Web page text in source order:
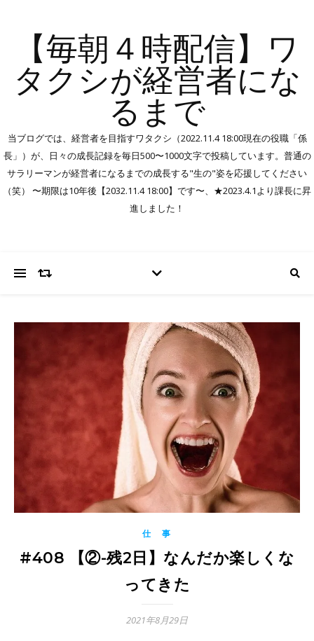
【毎朝４時配信】ワ
タクシが経営者にな
るまで
当ブログでは、経営者を目指すワタクシ（2022.11.4 18:00現在の役職「係
長」）が、日々の成長記録を毎日500〜1000文字で投稿しています。普通の
サラリーマンが経営者になるまでの成長する"生の"姿を応援してください
（笑） 〜期限は10年後【2032.11.4 18:00】です〜、★2023.4.1より課長に昇
進しました！
仕 事
#408 【②-残2日】なんだか楽しくな
ってきた
2021年8月29日